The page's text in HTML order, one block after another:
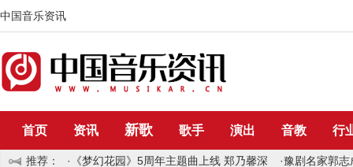
中国音乐资讯
首页 资讯 新歌 歌手 演出 音教 行
推荐： · 《梦幻花园》5周年主题曲上线 郑乃馨深 ·豫剧名家郭志